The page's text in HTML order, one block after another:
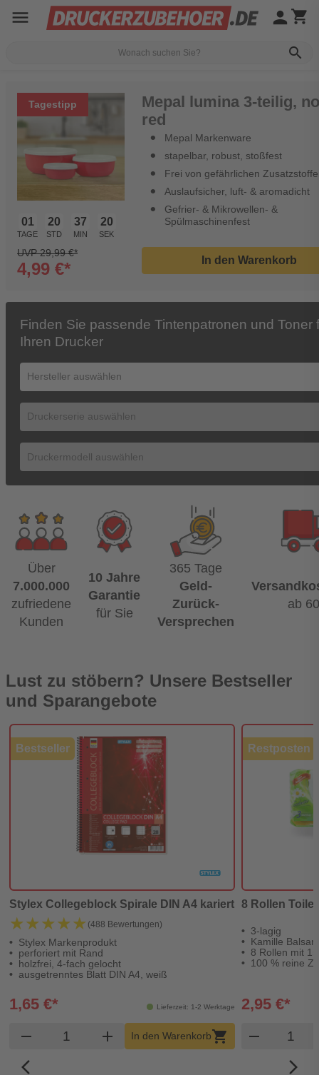
menu
search
person shopping_cart
Finden Sie passende Tintenpatronen und Toner
Ihren Drucker
Tagestipp
Mepal lumina 3-teilig,
red
Mepal Markenware
stapelbar, robust, stoßfest
Frei von gefährlichen
Auslaufsicher, luft- & aromadicht
Gefrier- & Mikrowellen- &
Spülmaschinenfest
01
TAGE
20
STD
37
MIN
20
SEK
UVP 29,99 €*
4,99 €* In den Warenkorb
Über
7.000.000
zufriedene
Kunden
10 Jahre
Garantie
für Sie
365 Tage
Geld-
Zurück-
Versprechen
ab
Lust zu stöbern? Unsere Bestseller
und Sparangebote
Bestseller
Stylex Collegeblock Spirale DIN A4 kariert
★★★★★
★★★★★ (488 Bewertungen)
Stylex Markenprodukt
perforiert mit Rand
holzfrei, 4-fach gelocht
ausgetrenntes Blatt DIN A4, weiß
Lieferzeit: 1-2 Werktage
1,65 €*
remove Produkt Warenkorb Menge
add In den Warenkorbshopping_cart
Restposten
8 Rollen
3-lagig
Kamille
8 Rollen mit
100 % reine
2,95 €*
remove
arrow_back_ios_new arrow_forward_ios